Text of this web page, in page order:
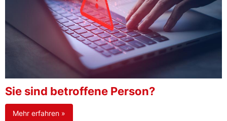
Sie sind betroffene Person?
Mehr erfahren »